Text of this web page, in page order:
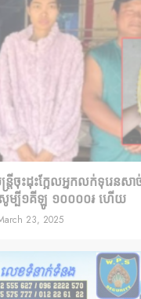
រ្តីចុះដុះក្អែលអ្នកលក់ទុរេនស
ៃសូម្បី១គីឡូ ១០០០០៛ ហើយ
23, 2025